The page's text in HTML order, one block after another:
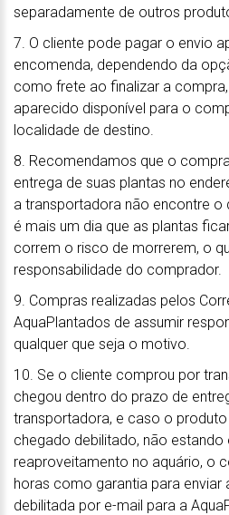
separadamente de outros
7. O cliente pode pagar o envio
encomenda, dependendo da
como frete ao finalizar a
aparecido disponível para o
localidade de destino.
8. Recomendamos que o
entrega de suas plantas no
a transportadora não encontre o
é mais um dia que as plantas
correm o risco de morrerem, o
responsabilidade do comprador.
9. Compras realizadas pelos
AquaPlantados de assumir
qualquer que seja o motivo.
10. Se o cliente comprou por
chegou dentro do prazo de
transportadora, e caso o
chegado debilitado, não
reaproveitamento no aquário, o
horas como garantia para enviar
debilitada por e-mail para a